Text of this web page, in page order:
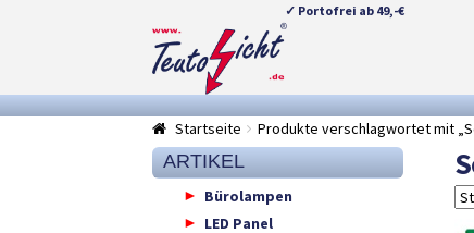
✓ Portofrei ab 49,-€
Zur
Navigation
springen
Springe
zum
Startseite
Produkte verschlagwortet mit
ARTIKEL
Bürolampen
LED Panel